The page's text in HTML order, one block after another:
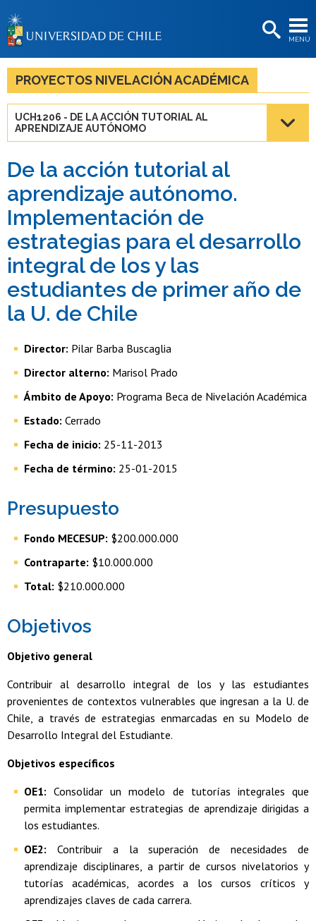
MENÚ
BIBLIOTECAS
LA UNIVERSIDAD
Estudiantes
Funcionarias/os
Egresadas/os
PROYECTOS NIVELACIÓN ACADÉMICA
UCH1206 - DE LA ACCIÓN TUTORIAL AL
APRENDIZAJE AUTÓNOMO
De la acción tutorial al
aprendizaje autónomo.
Implementación de
estrategias para el desarrollo
integral de los y las
estudiantes de primer año de
la U. de Chile
Director: Pilar Barba Buscaglia
Director alterno: Marisol Prado
Ámbito de Apoyo: Programa Beca de Nivelación Académica
Estado: Cerrado
Fecha de inicio: 25-11-2013
Fecha de término: 25-01-2015
Presupuesto
Fondo MECESUP: $200.000.000
Contraparte: $10.000.000
Total: $210.000.000
Objetivos
Objetivo general
Contribuir al desarrollo integral de los y las estudiantes
provenientes de contextos vulnerables que ingresan a la U. de
Chile, a través de estrategias enmarcadas en su Modelo de
Desarrollo Integral del Estudiante.
Objetivos específicos
OE1:Consolidar un modelo de tutorías integrales que
permita implementar estrategias de aprendizaje dirigidas a
los estudiantes.
OE2: Contribuir a la superación de necesidades de
aprendizaje disciplinares, a partir de cursos nivelatorios y
tutorías académicas, acordes a los cursos críticos y
aprendizajes claves de cada carrera.